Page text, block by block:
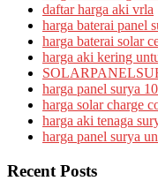
daftar harga aki vrla
harga baterai panel
harga baterai solar
harga aki kering
harga panel surya
harga solar charge
harga aki tenaga
harga panel surya
Recent Posts